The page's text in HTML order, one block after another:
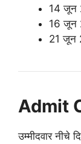
14 जून
16 जून
21 जून
Admit
उम्मीदवार नीचे